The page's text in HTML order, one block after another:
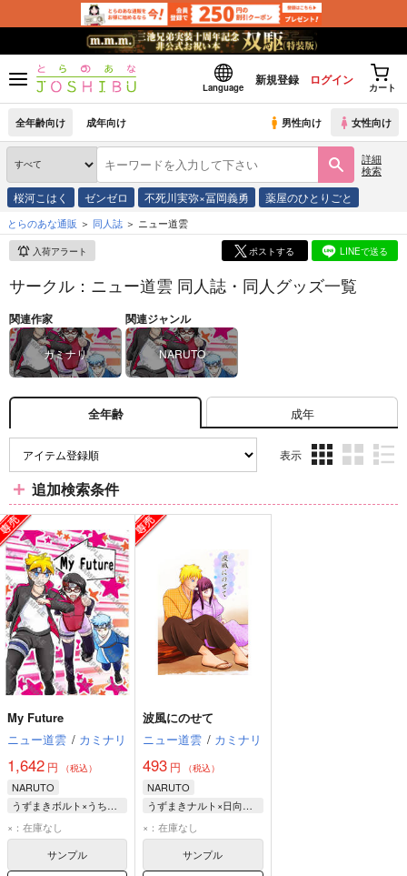
Language
新規登録 ログイン
カート
全年齢向け 成年向け 男性向け 女性向け
詳細
検索
桜河こはく ゼンゼロ 不死川実弥×冨岡義勇 薬屋のひとりごと
とらのあな通販 同人誌 ニュー道雲
入荷アラート ポストする LINEで送る
サークル：ニュー道雲 同人誌・同人グッズ一覧
関連作家
カミナリ
関連ジャンル
NARUTO
全年齢 成年
表示
ム
ム
ム
追加検索条件
My Future
ニュー道雲 / カミナリ
1,642 円 （税込）
NARUTO
うずまきボルト×うちはサラダ
うずまきボルト
うちはサラダ
うずまきナルト
×：在庫なし
サンプル
波風にのせて
ニュー道雲 / カミナリ
493 円 （税込）
NARUTO
うずまきナルト×日向ヒナタ
×：在庫なし
サンプル